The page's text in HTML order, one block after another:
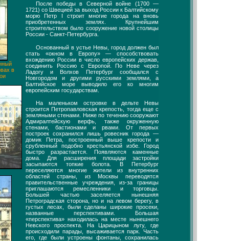
в
После победы в Северной войне (1700 —
1721) со Швецией за выход России к Балтийскому
морю Петр I строит многие города на вновь
приобретенных землях. Крупнейшим
строительством было сооружение новой столицы
России - Санкт-Петербурга.
Основанный в устье Невы, город должен был
стать «окном в Европу» — способствовать
вхождению России в число европейских держав,
соединить Россию с Европой. По Неве через
Ладогу и Волхов Петербург сообщался с
Новгородом и другими русскими землями, а
Балтийское море выводило его ко многим
европейским государствам.
На маленьком островке в дельте Невы
строится Петропавловская крепость, тогда еще с
земляными стенами. Ниже по течению сооружают
Адмиралтейскую верфь, также окруженную
стенами, бастионами и рвами. От первых
построек сохранился лишь ровесник города —
домик Петра, построенный выше крепости и
срубленный подобно крестьянской избе. Город
быстро разрастается. Появляются каменные
дома. Для расширения площади застройки
засыпаются топкие болота. В Петербург
переселяются многие жители из внутренних
областей страны, из Москвы переводятся
правительственные учреждения, из-за границы
приглашаются ремесленники и торговцы.
Большей частью заселяется нынешняя
Петроградская сторона, но и на левом берегу, в
густых лесах, были сделаны широкие просеки,
названные перспективами. Большая
«перспектива» находилась на месте нынешнего
Невского проспекта. На Царицыном лугу, где
происходили парады, высаживается парк. Часть
его, где были устроены фонтаны, сохранилась